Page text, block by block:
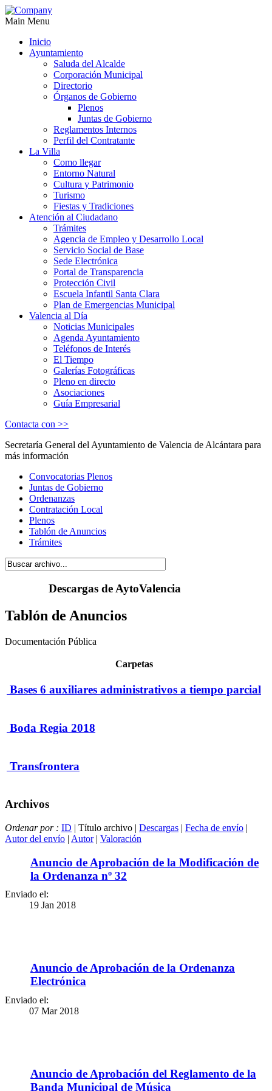
Main Menu
Inicio
Ayuntamiento
Saluda del Alcalde
Corporación Municipal
Directorio
Órganos de Gobierno
Plenos
Juntas de Gobierno
Reglamentos Internos
Perfil del Contratante
La Villa
Como llegar
Entorno Natural
Cultura y Patrimonio
Turismo
Fiestas y Tradiciones
Atención al Ciudadano
Trámites
Agencia de Empleo y Desarrollo Local
Servicio Social de Base
Sede Electrónica
Portal de Transparencia
Protección Civil
Escuela Infantil Santa Clara
Plan de Emergencias Municipal
Valencia al Día
Noticias Municipales
Agenda Ayuntamiento
Teléfonos de Interés
El Tiempo
Galerías Fotográficas
Pleno en directo
Asociaciones
Guía Empresarial
Contacta con >>
Secretaría General del Ayuntamiento de Valencia de Alcántara para
más información
Convocatorias Plenos
Juntas de Gobierno
Ordenanzas
Contratación Local
Plenos
Tablón de Anuncios
Trámites
Descargas de AytoValencia
Tablón de Anuncios
Documentación Pública
Carpetas
Bases 6 auxiliares administrativos a tiempo parcial
Boda Regia 2018
Transfrontera
Archivos
Ordenar por : ID | Título archivo | Descargas | Fecha de envío |
Autor del envío | Autor| Valoración
Anuncio de Aprobación de la Modificación de
la Ordenanza nº 32
Enviado el:
19 Jan 2018
Anuncio de Aprobación de la Ordenanza
Electrónica
Enviado el:
07 Mar 2018
Anuncio de Aprobación del Reglamento de la
Banda Municipal de Música